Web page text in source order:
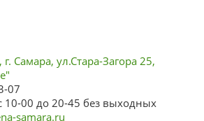
Самара, ул.Стара-Загора 25,
07
10-00 до 20-45 без выходных
samara.ru